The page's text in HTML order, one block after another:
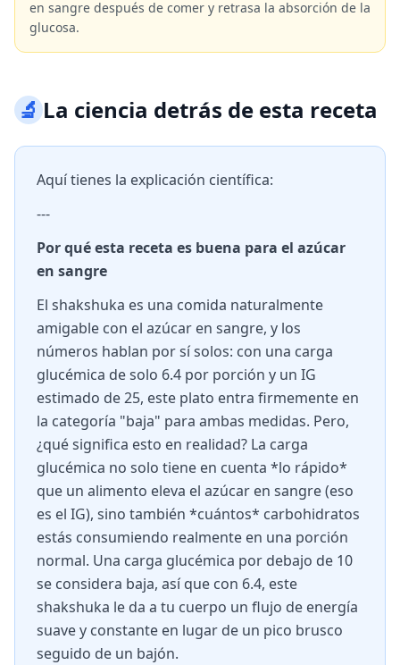
en sangre después de comer y retrasa la absorción de la
glucosa.
🔬La ciencia detrás de esta receta
Aquí tienes la explicación científica:
---
Por qué esta receta es buena para el azúcar
en sangre
El shakshuka es una comida naturalmente
amigable con el azúcar en sangre, y los
números hablan por sí solos: con una carga
glucémica de solo 6.4 por porción y un IG
estimado de 25, este plato entra firmemente en
la categoría "baja" para ambas medidas. Pero,
¿qué significa esto en realidad? La carga
glucémica no solo tiene en cuenta *lo rápido*
que un alimento eleva el azúcar en sangre (eso
es el IG), sino también *cuántos* carbohidratos
estás consumiendo realmente en una porción
normal. Una carga glucémica por debajo de 10
se considera baja, así que con 6.4, este
shakshuka le da a tu cuerpo un flujo de energía
suave y constante en lugar de un pico brusco
seguido de un bajón.